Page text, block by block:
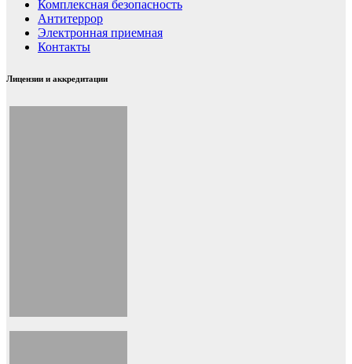
Комплексная безопасность
Антитеррор
Электронная приемная
Контакты
Лицензии и аккредитации